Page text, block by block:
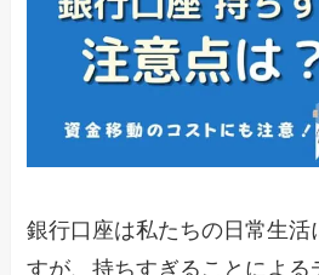
銀行口座は私たちの日常生
すが、持ちすぎることによる